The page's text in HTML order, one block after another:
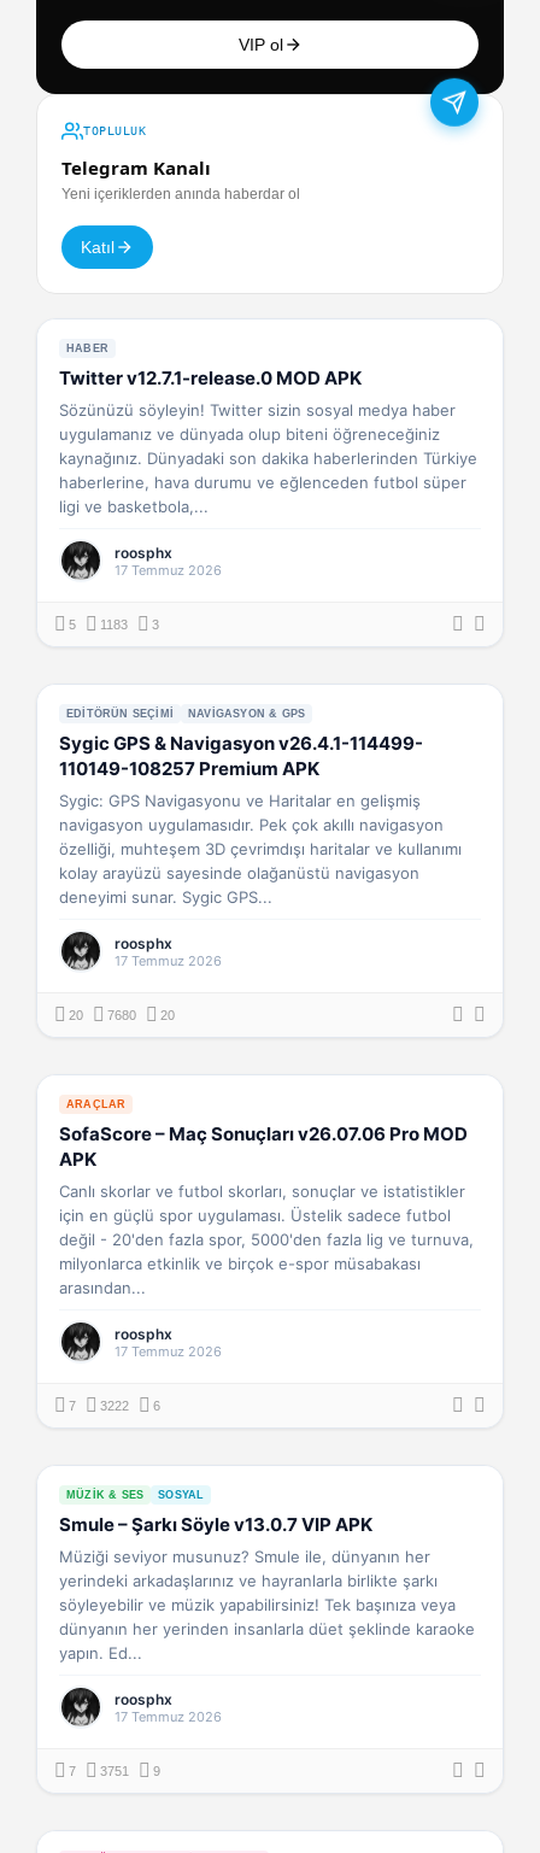
VIP ol
TOPLULUK
Telegram Kanalı
Yeni içeriklerden anında haberdar ol
Katıl
HABER
Twitter v12.7.1-release.0 MOD APK
Sözünüzü söyleyin! Twitter sizin sosyal medya haber
uygulamanız ve dünyada olup biteni öğreneceğiniz
kaynağınız. Dünyadaki son dakika haberlerinden Türkiye
haberlerine, hava durumu ve eğlenceden futbol süper
ligi ve basketbola,...
roosphx
17 Temmuz 2026
5 1183 3
EDITÖRÜN SEÇIMI NAVIGASYON & GPS
Sygic GPS & Navigasyon v26.4.1-114499-
110149-108257 Premium APK
Sygic: GPS Navigasyonu ve Haritalar en gelişmiş
navigasyon uygulamasıdır. Pek çok akıllı navigasyon
özelliği, muhteşem 3D çevrimdışı haritalar ve kullanımı
kolay arayüzü sayesinde olağanüstü navigasyon
deneyimi sunar. Sygic GPS...
roosphx
17 Temmuz 2026
20 7680 20
ARAÇLAR
SofaScore – Maç Sonuçları v26.07.06 Pro MOD
APK
Canlı skorlar ve futbol skorları, sonuçlar ve istatistikler
için en güçlü spor uygulaması. Üstelik sadece futbol
değil - 20'den fazla spor, 5000'den fazla lig ve turnuva,
milyonlarca etkinlik ve birçok e-spor müsabakası
arasından...
roosphx
17 Temmuz 2026
7 3222 6
MÜZIK & SES SOSYAL
Smule – Şarkı Söyle v13.0.7 VIP APK
Müziği seviyor musunuz? Smule ile, dünyanın her
yerindeki arkadaşlarınız ve hayranlarla birlikte şarkı
söyleyebilir ve müzik yapabilirsiniz! Tek başınıza veya
dünyanın her yerinden insanlarla düet şeklinde karaoke
yapın. Ed...
roosphx
17 Temmuz 2026
7 3751 9